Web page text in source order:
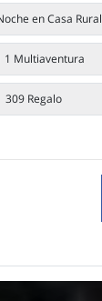
en Casa Rural
1 Multiaventura
309 Regalo